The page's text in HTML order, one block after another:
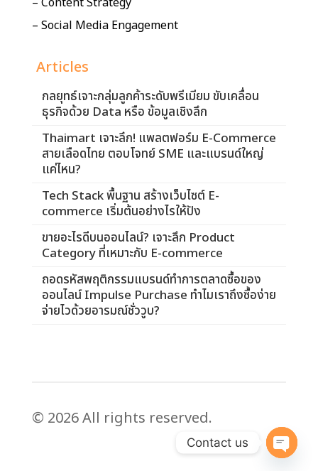
– Social Media Engagement
Articles
กลยุทธ์เจาะกลุ่มลูกค้าระดับพรีเมียม ขับเคลื่อน
ธุรกิจด้วย Data หรือ ข้อมูลเชิงลึก
Thaimart เจาะลึก! แพลตฟอร์ม E-Commerce
สายเลือดไทย ตอบโจทย์ SME และแบรนด์ใหญ่
แค่ไหน?
Tech Stack พื้นฐาน สร้างเว็บไซต์ E-
commerce เริ่มต้นอย่างไรให้ปัง
ขายอะไรดีบนออนไลน์? เจาะลึก Product
Category ที่เหมาะกับ E-commerce
ถอดรหัสพฤติกรรมแบรนด์ทำการตลาดซื้อของ
ออนไลน์ Impulse Purchase ทำไมเราถึงซื้อง่าย
จ่ายไวด้วยอารมณ์ชั่ววูบ?
© 2026 All rights reserved.
Contact us